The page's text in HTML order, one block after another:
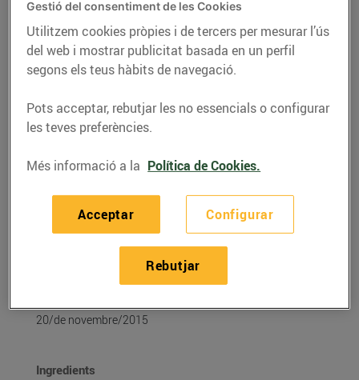
RECEPTES
Patates braves de
moniato
20/de novembre/2015
Ingredients
Gestió del consentiment de les Cookies
Utilitzem cookies pròpies i de tercers per mesurar l’ús
del web i mostrar publicitat basada en un perfil
segons els teus hàbits de navegació.
Pots acceptar, rebutjar les no essencials o configurar
les teves preferències.
Més informació a la Política de Cookies.
Configurar
Rebutjar
Acceptar